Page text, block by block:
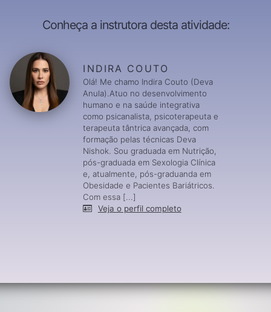
Conheça a instrutora desta atividade:
INDIRA COUTO
Olá! Me chamo Indira Couto (Deva
Anula).Atuo no desenvolvimento
humano e na saúde integrativa
como psicanalista, psicoterapeuta e
terapeuta tântrica avançada, com
formação pelas técnicas Deva
Nishok. Sou graduada em Nutrição,
pós-graduada em Sexologia Clínica
e, atualmente, pós-graduanda em
Obesidade e Pacientes Bariátricos.
Com essa [...]
Veja o perfil completo